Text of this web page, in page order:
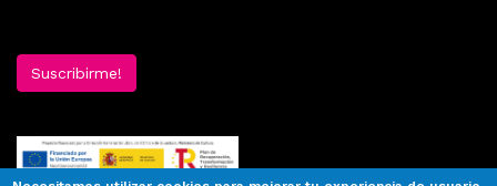
Suscribirme!